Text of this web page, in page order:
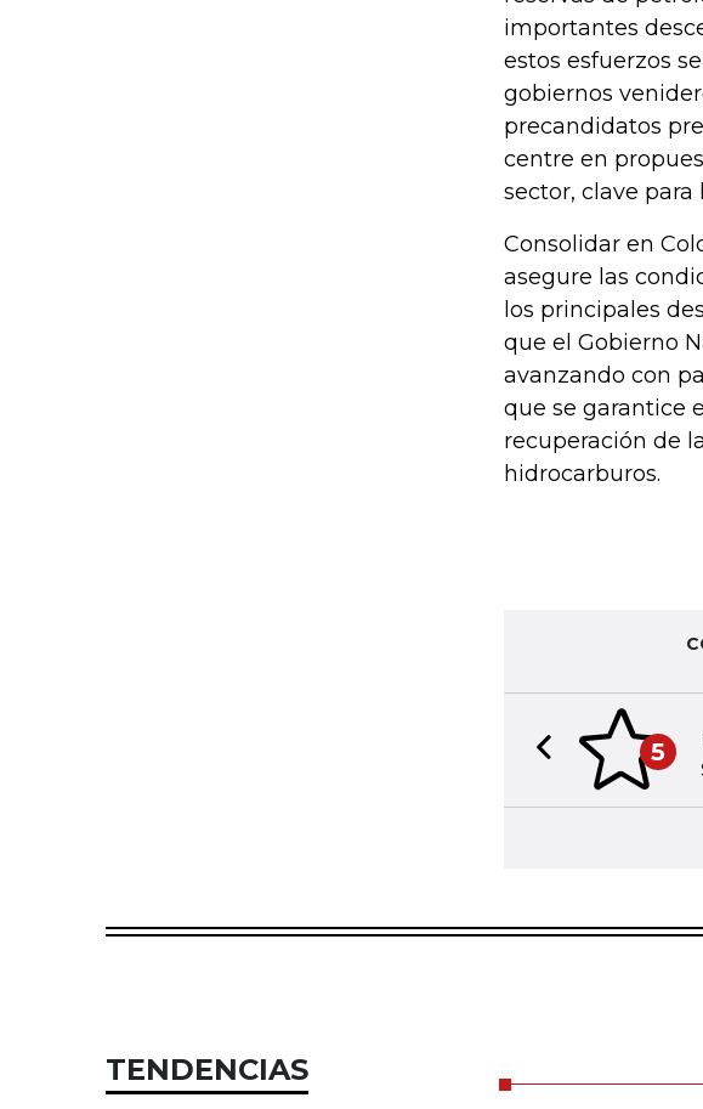
importantes
estos esfuerzos
gobiernos
precandidatos
centre en
sector, clave
Consolidar en
asegure las
los principales
que el Gobierno
avanzando con
que se garantice
recuperación de
hidrocarburos.
5
Previous slide
TENDENCIAS